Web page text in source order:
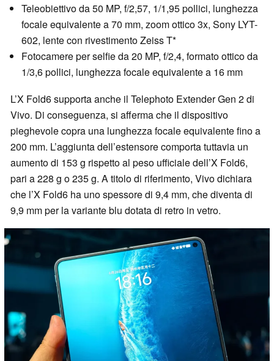
Teleobiettivo da 50 MP, f/2,57, 1/1,95 pollici, lunghezza
focale equivalente a 70 mm, zoom ottico 3x, Sony LYT-
602, lente con rivestimento Zeiss T*
Fotocamere per selfie da 20 MP, f/2,4, formato ottico da
1/3,6 pollici, lunghezza focale equivalente a 16 mm
L’X Fold6 supporta anche il Telephoto Extender Gen 2 di
Vivo. Di conseguenza, si afferma che il dispositivo
pieghevole copra una lunghezza focale equivalente fino a
200 mm. L’aggiunta dell’estensore comporta tuttavia un
aumento di 153 g rispetto al peso ufficiale dell’X Fold6,
pari a 228 g o 235 g. A titolo di riferimento, Vivo dichiara
che l’X Fold6 ha uno spessore di 9,4 mm, che diventa di
9,9 mm per la variante blu dotata di retro in vetro.